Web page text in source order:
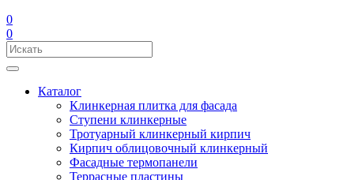
0
0
Каталог
Клинкерная плитка для фасада
Ступени клинкерные
Тротуарный клинкерный кирпич
Кирпич облицовочный клинкерный
Фасадные термопанели
Террасные пластины